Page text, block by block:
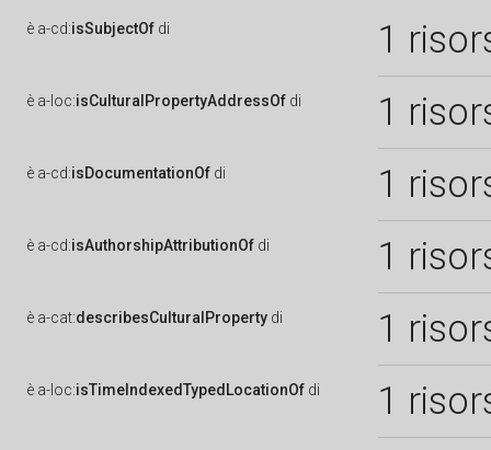
è a-cd:isSubjectOf di 1
è a-loc:isCulturalPropertyAddressOf di 1
è a-cd:isDocumentationOf di 1
è a-cd:isAuthorshipAttributionOf di 1
è a-cat:describesCulturalProperty di 1
è a-loc:isTimeIndexedTypedLocationOf di 1